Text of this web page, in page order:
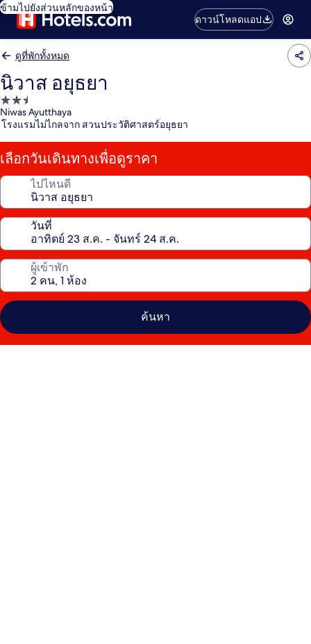
ข้ามไปยังส่วนหลักของหน้า
ดาวน์โหลดแอป
ดูที่พักทั้งหมด
นิวาส อยุธยา
ที่พัก
2.5
Niwas Ayutthaya
โรงแรมไม่ไกลจาก สวนประวัติศาสตร์อยุธยา
เลือกวันเดินทางเพื่อดูราคา
ไปไหนดี
วันที่
ผู้เข้าพัก
ค้นหา